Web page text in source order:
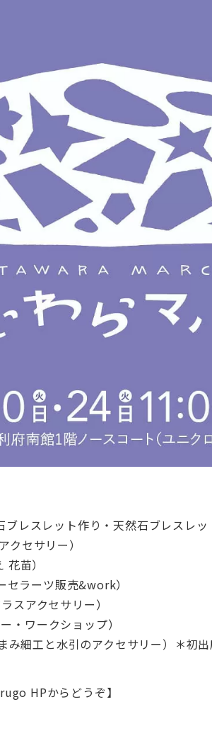
レスレット作り・天然石ブレスレッ
セサリー）
苗）
ラーツ販売&work）
スアクセサリー）
・ワークショップ）
み細工と水引のアクセサリー）＊初出
HPからどうぞ】